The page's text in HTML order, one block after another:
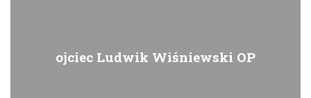
ojciec Ludwik Wiśniewski OP